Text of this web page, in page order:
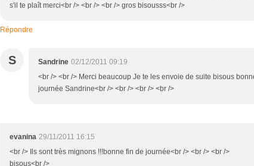
s'il te plaît merci<br /> <br /> <br /> gros bisousss<br />
Répondre
S Sandrine 02/12/2011 09:19
<br /> <br /> Merci beaucoup Je te les envoie de suite bisous
journée Sandrine<br /> <br /> <br /> <br />
evanina 29/11/2011 16:15
<br /> Ils sont très mignons !!!bonne fin de journée<br /> <br /> <br />
bisous<br />